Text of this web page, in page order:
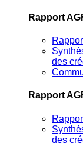
Rapport
des
Rapport
des